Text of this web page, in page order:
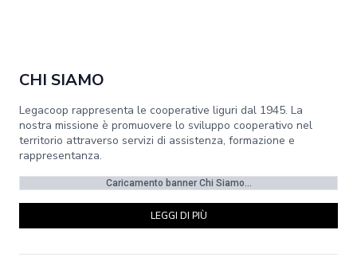
CHI SIAMO
Legacoop rappresenta le cooperative liguri dal 1945. La
nostra missione è promuovere lo sviluppo cooperativo nel
territorio attraverso servizi di assistenza, formazione e
rappresentanza.
Caricamento banner Chi Siamo...
LEGGI DI PIÙ